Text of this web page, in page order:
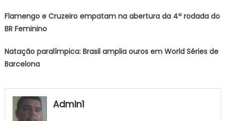
Flamengo e Cruzeiro empatam na abertura da 4ª rodada do
BR Feminino
Natação paralímpica: Brasil amplia ouros em World Séries de
Barcelona
Admin1